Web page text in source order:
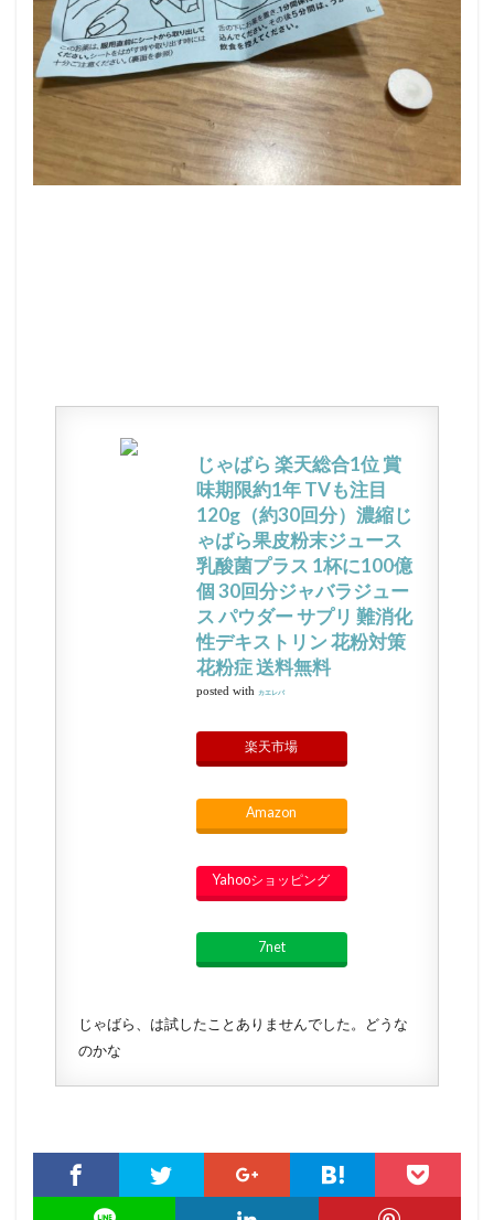
じゃばら 楽天総合1位 賞
味期限約1年 TVも注目
120g（約30回分）濃縮じ
ゃばら果皮粉末ジュース
乳酸菌プラス 1杯に100億
個 30回分ジャバラジュー
ス パウダー サプリ 難消化
性デキストリン 花粉対策
花粉症 送料無料
posted with カエレバ
楽天市場
Amazon
Yahooショッピング
7net
じゃばら、は試したことありませんでした。どうな
のかな